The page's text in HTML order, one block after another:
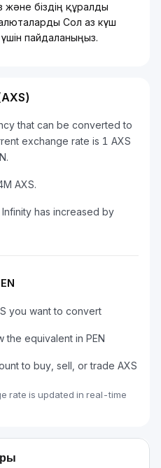
біздің құралды
Сол аз күш
пайдаланыңыз.
that can be converted to
exchange rate is 1 AXS
AXS.
has increased by
you want to convert
the equivalent in PEN
to buy, sell, or trade AXS
rate is updated in real-time